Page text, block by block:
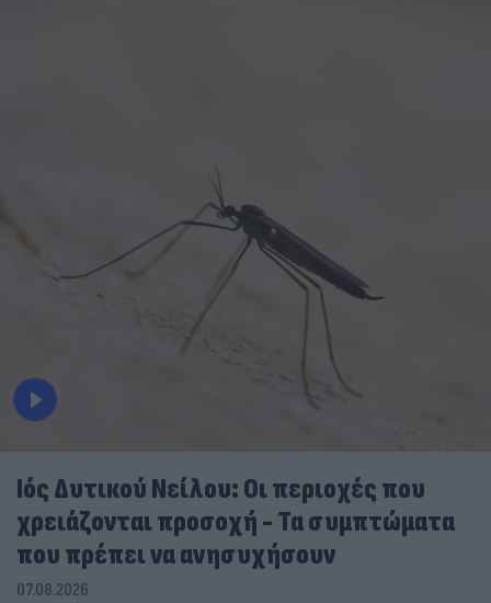
Ιός Δυτικού Νείλου: Οι περιοχές που
χρειάζονται προσοχή - Τα συμπτώματα
που πρέπει να ανησυχήσουν
07.08.2026